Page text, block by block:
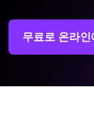
무료로 온라